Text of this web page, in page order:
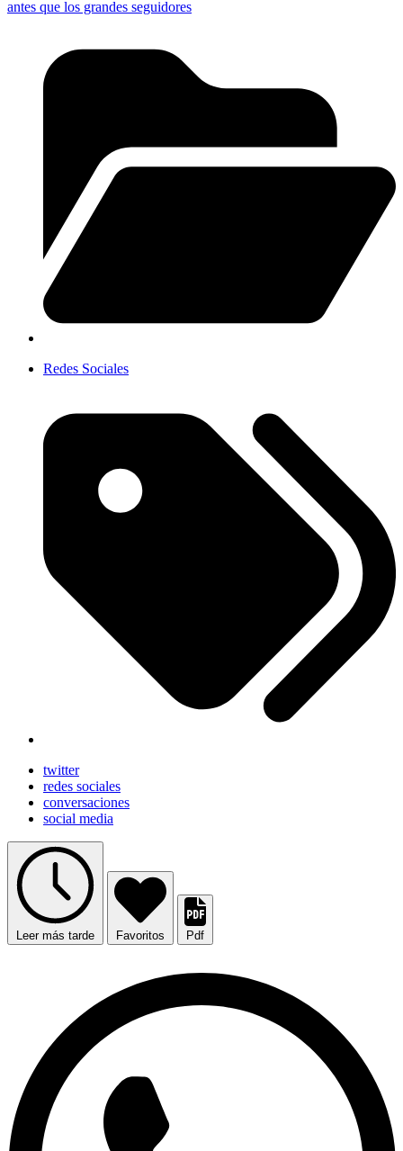
antes que los grandes seguidores
Redes Sociales
twitter
redes sociales
conversaciones
social media
Leer más tarde Favoritos Pdf